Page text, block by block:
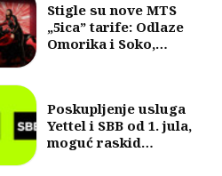
Stigle su nove MTS
„5ica” tarife: Odlaze
Omorika i Soko,
Poskupljenje usluga
Yettel i SBB od 1. jula,
moguć raskid